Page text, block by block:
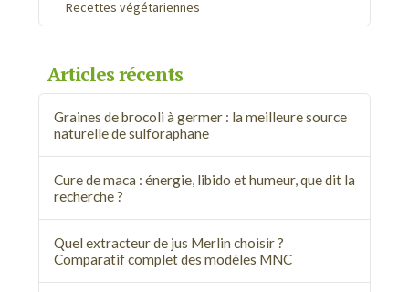
Recettes végétariennes
Articles récents
Graines de brocoli à germer : la meilleure source
naturelle de sulforaphane
Cure de maca : énergie, libido et humeur, que dit la
recherche ?
Quel extracteur de jus Merlin choisir ?
Comparatif complet des modèles MNC